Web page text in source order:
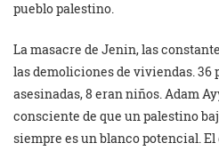
pueblo palestino.
La masacre de Jenin, las
las demoliciones de viviendas. 36
asesinadas, 8 eran niños. Adam
consciente de que un palestino
siempre es un blanco potencial. El